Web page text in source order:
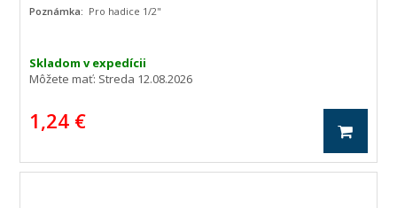
Skladom v expedícii
Môžete mať: Streda 12.08.2026
1,24 €
Poznámka: Pro hadice 1/2"